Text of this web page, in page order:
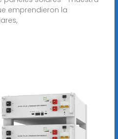
emprendieron la